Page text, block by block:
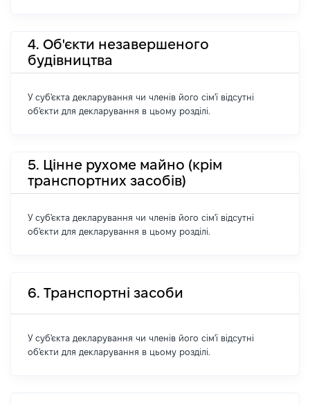
4. Об'єкти незавершеного
будівництва
У суб'єкта декларування чи членів його сім'ї відсутні
об'єкти для декларування в цьому розділі.
5. Цінне рухоме майно (крім
транспортних засобів)
У суб'єкта декларування чи членів його сім'ї відсутні
об'єкти для декларування в цьому розділі.
6. Транспортні засоби
У суб'єкта декларування чи членів його сім'ї відсутні
об'єкти для декларування в цьому розділі.